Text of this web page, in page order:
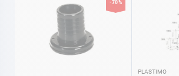
-70%
PLASTIMO